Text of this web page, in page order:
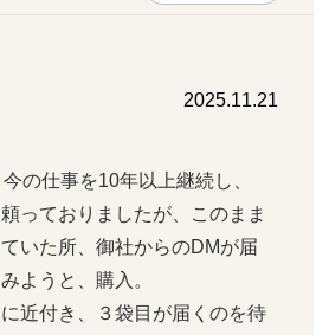
2025.11.21
の仕事を10年以上継続し、
っておりましたが、このまま
いた所、御社からのDMが届
ようと、購入。
近付き、３袋目が届くのを待